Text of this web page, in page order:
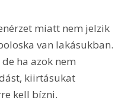
miatt nem jelzik
van lakásukban.
ha azok nem
kiirtásukat
kell bízni.